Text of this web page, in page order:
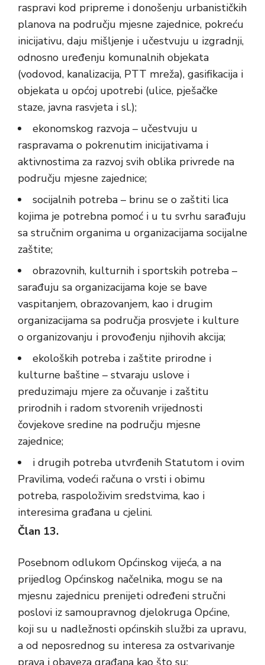
raspravi kod pripreme i donošenju urbanističkih
planova na području mjesne zajednice, pokreću
inicijativu, daju mišljenje i učestvuju u izgradnji,
odnosno uređenju komunalnih objekata
(vodovod, kanalizacija, PTT mreža), gasifikacija i
objekata u općoj upotrebi (ulice, pješačke
staze, javna rasvjeta i sl.);
ekonomskog razvoja – učestvuju u
raspravama o pokrenutim inicijativama i
aktivnostima za razvoj svih oblika privrede na
području mjesne zajednice;
socijalnih potreba – brinu se o zaštiti lica
kojima je potrebna pomoć i u tu svrhu sarađuju
sa stručnim organima u organizacijama socijalne
zaštite;
obrazovnih, kulturnih i sportskih potreba –
sarađuju sa organizacijama koje se bave
vaspitanjem, obrazovanjem, kao i drugim
organizacijama sa područja prosvjete i kulture
o organizovanju i provođenju njihovih akcija;
ekoloških potreba i zaštite prirodne i
kulturne baštine – stvaraju uslove i
preduzimaju mjere za očuvanje i zaštitu
prirodnih i radom stvorenih vrijednosti
čovjekove sredine na području mjesne
zajednice;
i drugih potreba utvrđenih Statutom i ovim
Pravilima, vodeći računa o vrsti i obimu
potreba, raspoloživim sredstvima, kao i
interesima građana u cjelini.
Član 13.
Posebnom odlukom Općinskog vijeća, a na
prijedlog Općinskog načelnika, mogu se na
mjesnu zajednicu prenijeti određeni stručni
poslovi iz samoupravnog djelokruga Općine,
koji su u nadležnosti općinskih službi za upravu,
a od neposrednog su interesa za ostvarivanje
prava i obaveza građana kao što su: